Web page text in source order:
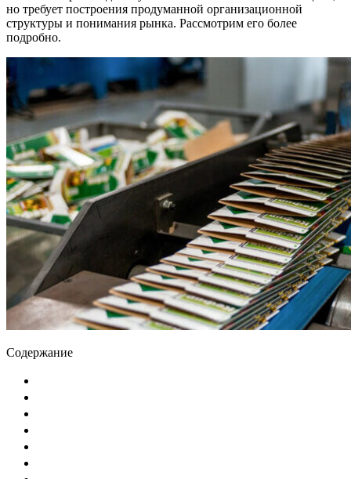
но требует построения продуманной организационной
структуры и понимания рынка. Рассмотрим его более
подробно.
Содержание